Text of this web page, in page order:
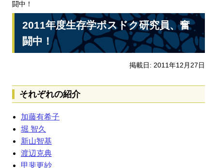
闘中！
2011年度生存学ポスドク研究員、奮
闘中！
掲載日: 2011年12月27日
それぞれの紹介
加藤有希子
堀 智久
新山智基
渡辺克典
甲斐更紗